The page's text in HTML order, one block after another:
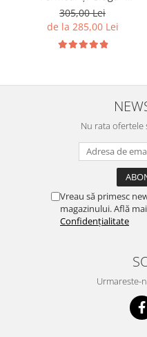
Bleumarin/Mov
305,00 Lei
de la 285,00 Lei
Nu rata
Vreau să primesc
magazinului. Află
Confidențialitate
Urmareste-